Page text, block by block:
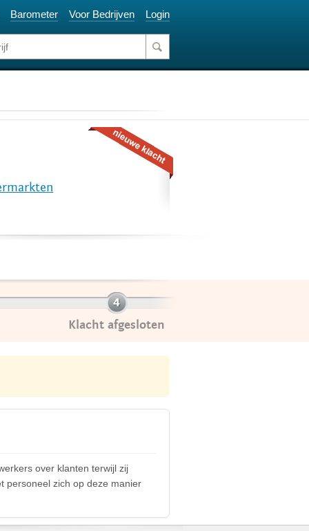
Barometer Voor Bedrijven Login
Klacht afgesloten
over klanten terwijl zij
personeel zich op deze manier